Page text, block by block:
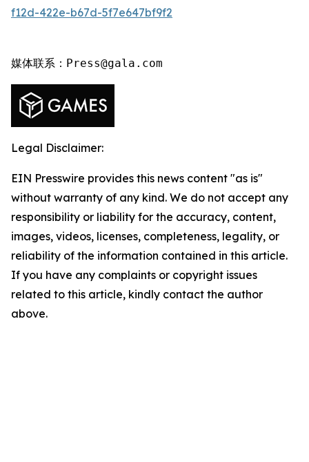
f12d-422e-b67d-5f7e647bf9f2
媒体联系：Press@gala.com
Legal Disclaimer:
EIN Presswire provides this news content "as is"
without warranty of any kind. We do not accept any
responsibility or liability for the accuracy, content,
images, videos, licenses, completeness, legality, or
reliability of the information contained in this article.
If you have any complaints or copyright issues
related to this article, kindly contact the author
above.